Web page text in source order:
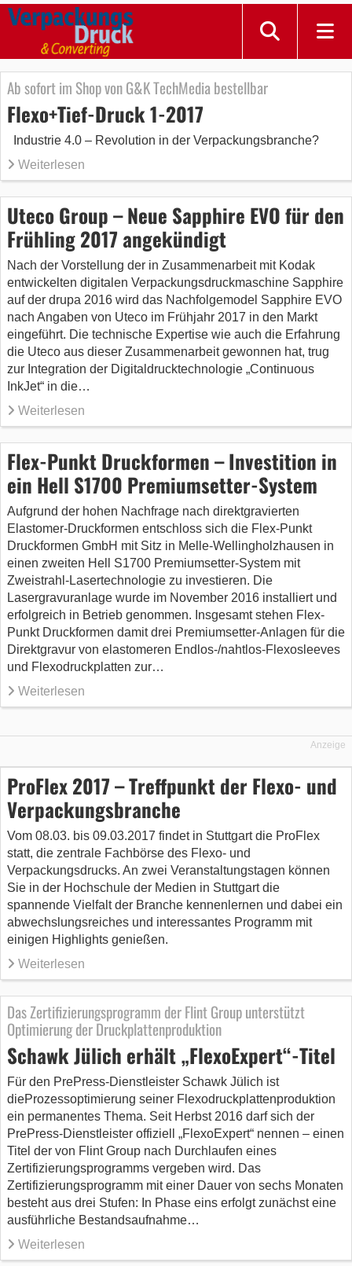
Ab sofort im Shop von G&K TechMedia bestellbar
Flexo+Tief-Druck 1-2017
Industrie 4.0 – Revolution in der Verpackungsbranche?
Weiterlesen
Uteco Group – Neue Sapphire EVO für den
Frühling 2017 angekündigt
Nach der Vorstellung der in Zusammenarbeit mit Kodak
entwickelten digitalen Verpackungsdruckmaschine Sapphire
auf der drupa 2016 wird das Nachfolgemodel Sapphire EVO
nach Angaben von Uteco im Frühjahr 2017 in den Markt
eingeführt. Die technische Expertise wie auch die Erfahrung
die Uteco aus dieser Zusammenarbeit gewonnen hat, trug
zur Integration der Digitaldrucktechnologie „Continuous
InkJet“ in die…
Weiterlesen
Flex-Punkt Druckformen – Investition in
ein Hell S1700 Premiumsetter-System
Aufgrund der hohen Nachfrage nach direktgravierten
Elastomer-Druckformen entschloss sich die Flex-Punkt
Druckformen GmbH mit Sitz in Melle-Wellingholzhausen in
einen zweiten Hell S1700 Premiumsetter-System mit
Zweistrahl-Lasertechnologie zu investieren. Die
Lasergravuranlage wurde im November 2016 installiert und
erfolgreich in Betrieb genommen. Insgesamt stehen Flex-
Punkt Druckformen damit drei Premiumsetter-Anlagen für die
Direktgravur von elastomeren Endlos-/nahtlos-Flexosleeves
und Flexodruckplatten zur…
Weiterlesen
Anzeige
ProFlex 2017 – Treffpunkt der Flexo- und
Verpackungsbranche
Vom 08.03. bis 09.03.2017 findet in Stuttgart die ProFlex
statt, die zentrale Fachbörse des Flexo- und
Verpackungsdrucks. An zwei Veranstaltungstagen können
Sie in der Hochschule der Medien in Stuttgart die
spannende Vielfalt der Branche kennenlernen und dabei ein
abwechslungsreiches und interessantes Programm mit
einigen Highlights genießen.
Weiterlesen
Das Zertifizierungsprogramm der Flint Group unterstützt
Optimierung der Druckplattenproduktion
Schawk Jülich erhält „FlexoExpert“-Titel
Für den PrePress-Dienstleister Schawk Jülich ist
dieProzessoptimierung seiner Flexodruckplattenproduktion
ein permanentes Thema. Seit Herbst 2016 darf sich der
PrePress-Dienstleister offiziell „FlexoExpert“ nennen – einen
Titel der von Flint Group nach Durchlaufen eines
Zertifizierungsprogramms vergeben wird. Das
Zertifizierungsprogramm mit einer Dauer von sechs Monaten
besteht aus drei Stufen: In Phase eins erfolgt zunächst eine
ausführliche Bestandsaufnahme…
Weiterlesen